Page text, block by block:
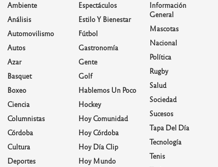
Ambiente
Análisis
Automovilismo
Autos
Azar
Basquet
Boxeo
Ciencia
Columnistas
Córdoba
Cultura
Deportes
Espectáculos
Estilo Y Bienestar
Fútbol
Gastronomía
Gente
Golf
Hablemos Un Poco
Hockey
Hoy Comunidad
Hoy Córdoba
Hoy Día Clip
Hoy Mundo
Información
General
Mascotas
Nacional
Política
Rugby
Salud
Sociedad
Sucesos
Tapa Del Día
Tecnología
Tenis